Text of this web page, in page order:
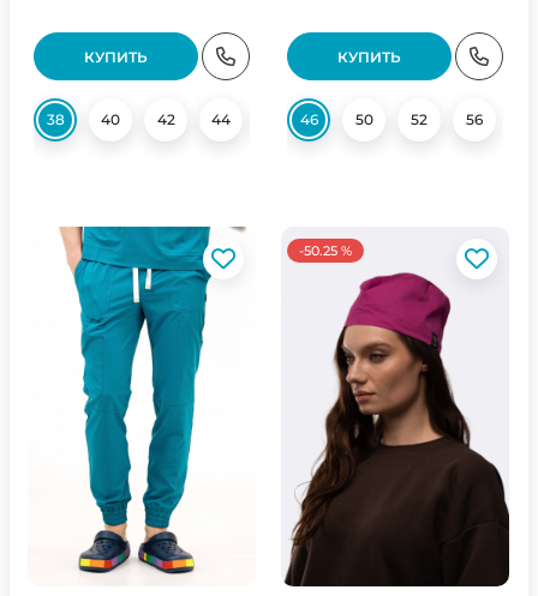
КУПИТЬ
38 40 42 44 50
КУПИТЬ
46 50 52 56
-50.25 %